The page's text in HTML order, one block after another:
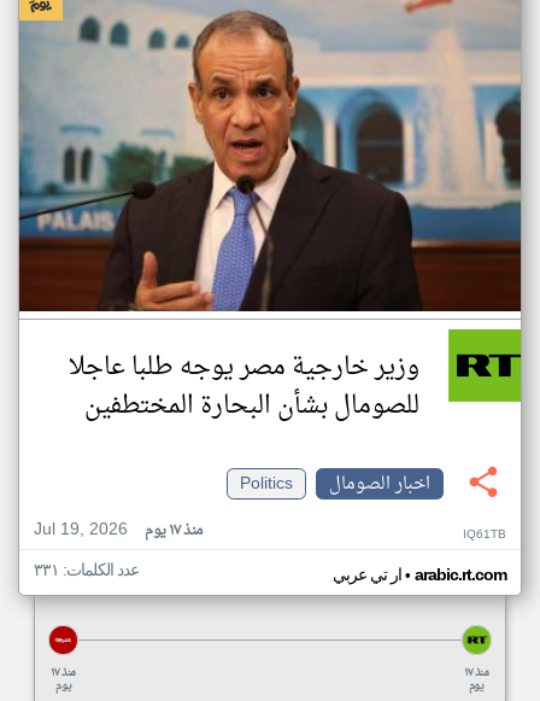
وزير خارجية مصر يوجه طلبا عاجلا
للصومال بشأن البحارة المختطفين
اخبار الصومال
Politics
Jul 19, 2026
منذ ١٧ يوم IQ61TB
ار تي عربي• arabic.rt.com عدد الكلمات: ٣٣١
منذ ١٧
يوم
منذ ١٧
يوم